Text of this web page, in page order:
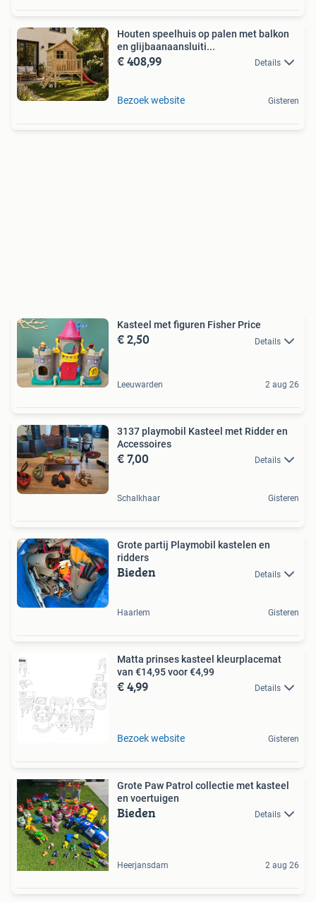
Houten speelhuis op palen met balkon
en glijbaanaansluiti...
€ 408,99 Details
Bezoek website Gisteren
Kasteel met figuren Fisher Price
€ 2,50 Details
Leeuwarden 2 aug 26
3137 playmobil Kasteel met Ridder en
Accessoires
€ 7,00 Details
Schalkhaar Gisteren
Grote partij Playmobil kastelen en
ridders
Bieden Details
Haarlem Gisteren
Matta prinses kasteel kleurplacemat
van €14,95 voor €4,99
€ 4,99 Details
Bezoek website Gisteren
Grote Paw Patrol collectie met kasteel
en voertuigen
Bieden Details
Heerjansdam 2 aug 26